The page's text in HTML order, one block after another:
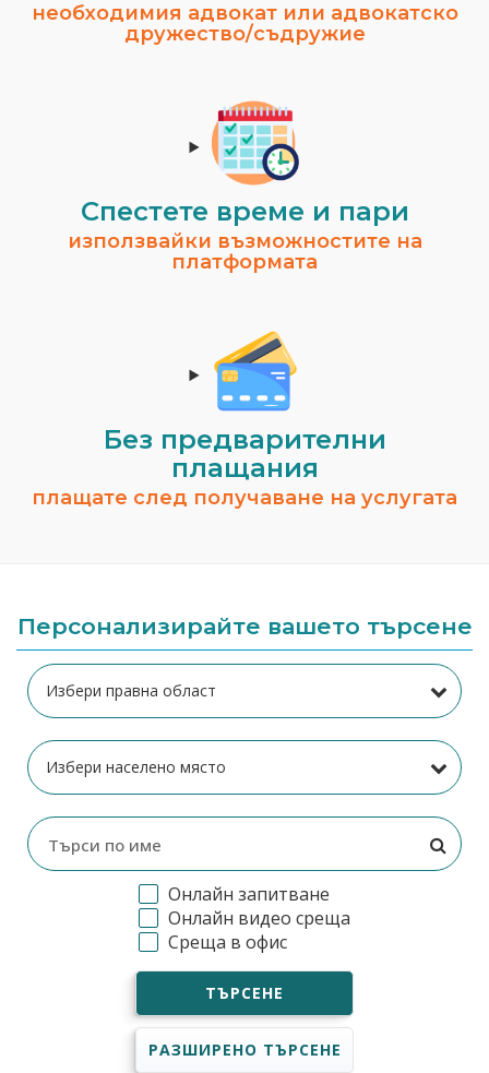
необходимия адвокат или адвокатско
дружество/съдружие
Спестeте време и пари
използвайки възможностите на
платформата
Без предварителни
плащания
плащате след получаване на услугата
Персонализирайте вашето търсене
Онлайн запитване
Онлайн видео среща
Среща в офис
ТЪРСЕНЕ
РАЗШИРЕНО ТЪРСЕНЕ